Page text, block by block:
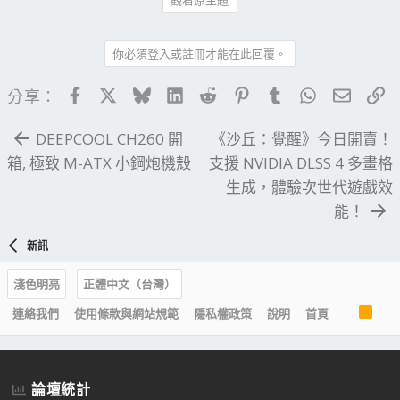
你必須登入或註冊才能在此回覆。
分享： FacebookBlueskyLinkedIn
Reddit PinterestTumblrWhatsApp
電子
DEEPCOOL CH260 開
箱, 極致 M-ATX 小鋼炮機殼
《沙丘：覺醒》今日開賣！
支援 NVIDIA DLSS 4 多畫格
生成，體驗次世代遊戲效
能！
新訊
淺色明亮
正體中文（台灣）
連絡我們
使用條款與網站規範 隱私權政策 說明 首頁
R
S
S
論壇統計